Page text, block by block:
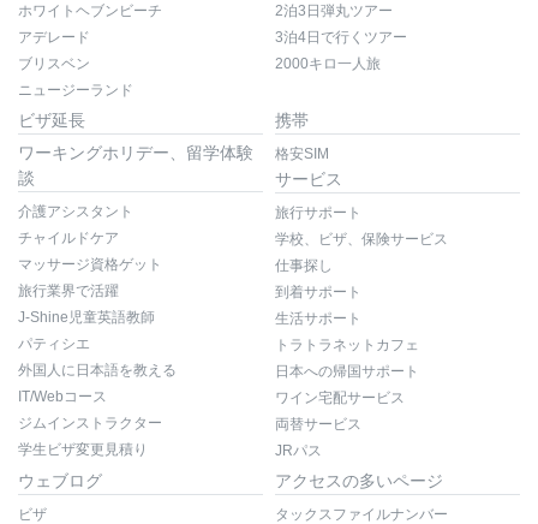
ホワイトヘブンビーチ
アデレード
ブリスベン
ニュージーランド
2泊3日弾丸ツアー
3泊4日で行くツアー
2000キロ一人旅
ビザ延長
ワーキングホリデー、留学体験
談
介護アシスタント
チャイルドケア
マッサージ資格ゲット
旅行業界で活躍
J-Shine児童英語教師
パティシエ
外国人に日本語を教える
IT/Webコース
ジムインストラクター
学生ビザ変更見積り
携帯
格安SIM
サービス
旅行サポート
学校、ビザ、保険サービス
仕事探し
到着サポート
生活サポート
トラトラネットカフェ
日本への帰国サポート
ワイン宅配サービス
両替サービス
JRパス
ウェブログ
ビザ
アクセスの多いページ
タックスファイルナンバー